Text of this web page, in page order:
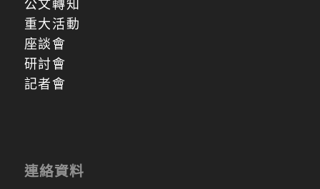
公文轉知
重大活動
座談會
研討會
記者會
連絡資料